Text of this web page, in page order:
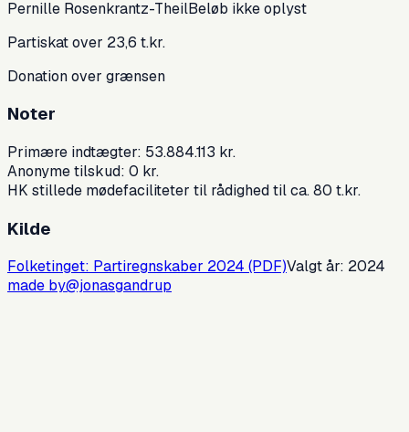
Pernille Rosenkrantz-TheilBeløb ikke oplyst
Partiskat over 23,6 t.kr.
Donation over grænsen
Noter
Primære indtægter: 53.884.113 kr.
Anonyme tilskud: 0 kr.
HK stillede mødefaciliteter til rådighed til ca. 80 t.kr.
Kilde
Folketinget: Partiregnskaber 2024 (PDF)Valgt år: 2024
made by@jonasgandrup